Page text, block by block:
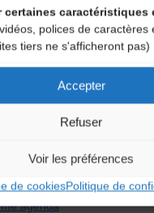
certaines caractéristiques
polices de caractères
tiers ne s'afficheront pas)
Accepter
Refuser
Voir les préférences
de cookiesPolitique de
nous emmènera au
que la danse !
Larrat – 06-30-65-65-30
agenda